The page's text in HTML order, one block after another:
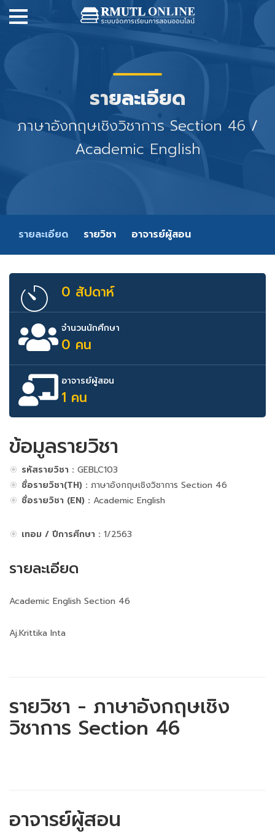
รายละเอียด
ภาษาอังกฤษเชิงวิชาการ Section 46 /
Academic English
รายละเอียด รายวิชา อาจารย์ผู้สอน
0 สัปดาห์
จำนวนนักศึกษา
0 คน
อาจารย์ผู้สอน
1 คน
ข้อมูลรายวิชา
รหัสรายวิชา : GEBLC103
ชื่อรายวิชา(TH) : ภาษาอังกฤษเชิงวิชาการ Section 46
ชื่อรายวิชา (EN) : Academic English
เทอม / ปีการศึกษา : 1/2563
รายละเอียด
Academic English Section 46
Aj.Krittika Inta
รายวิชา - ภาษาอังกฤษเชิง
วิชาการ Section 46
อาจารย์ผู้สอน